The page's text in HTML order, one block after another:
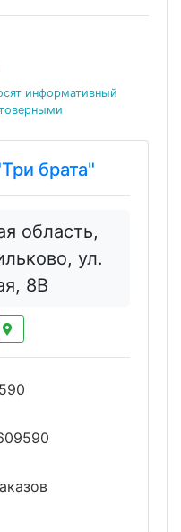
информативный
брата"
область,
ул.
8В